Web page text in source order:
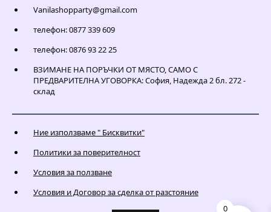
Vanilashopparty@gmail.com
телефон: 0877 339 609
телефон: 0876 93 22 25
ВЗИМАНЕ НА ПОРЪЧКИ ОТ МЯСТО, САМО С
ПРЕДВАРИТЕЛНА УГОВОРКА: София, Надежда 2 бл. 272 -
склад
Ние използваме " Бисквитки"
Политики за поверителност
Условия за ползване
Условия и Договор за сделка от разстояние
0